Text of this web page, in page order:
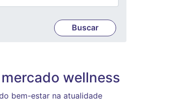
wellness
bem-estar na atualidade